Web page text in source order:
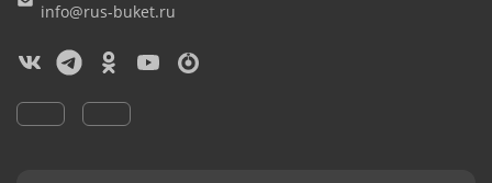
info@rus-buket.ru